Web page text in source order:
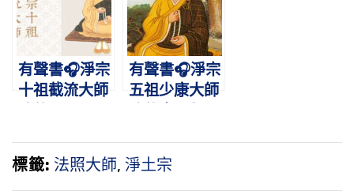
暢佛本懷
有聲書🎧淨宗
十祖截流大師
有聲書🎧淨宗
五祖少康大師
輕，少康化
佛，善導光明
標籤: 法照大師, 淨土宗